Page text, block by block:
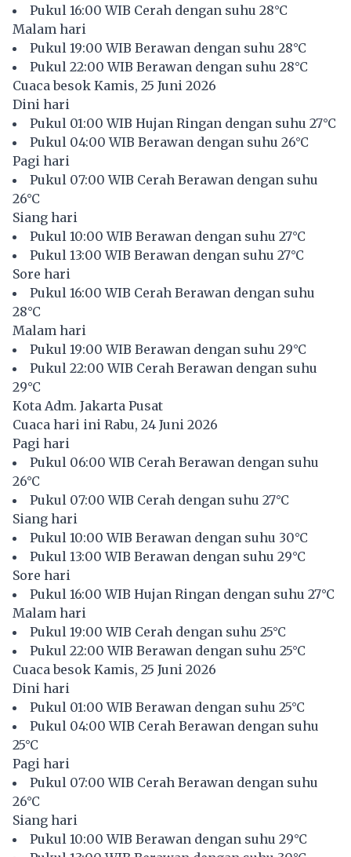
Pukul 16:00 WIB Cerah dengan suhu 28°C
Malam hari
Pukul 19:00 WIB Berawan dengan suhu 28°C
Pukul 22:00 WIB Berawan dengan suhu 28°C
Cuaca besok Kamis, 25 Juni 2026
Dini hari
Pukul 01:00 WIB Hujan Ringan dengan suhu 27°C
Pukul 04:00 WIB Berawan dengan suhu 26°C
Pagi hari
Pukul 07:00 WIB Cerah Berawan dengan suhu
26°C
Siang hari
Pukul 10:00 WIB Berawan dengan suhu 27°C
Pukul 13:00 WIB Berawan dengan suhu 27°C
Sore hari
Pukul 16:00 WIB Cerah Berawan dengan suhu
28°C
Malam hari
Pukul 19:00 WIB Berawan dengan suhu 29°C
Pukul 22:00 WIB Cerah Berawan dengan suhu
29°C
Kota Adm. Jakarta Pusat
Cuaca hari ini Rabu, 24 Juni 2026
Pagi hari
Pukul 06:00 WIB Cerah Berawan dengan suhu
26°C
Pukul 07:00 WIB Cerah dengan suhu 27°C
Siang hari
Pukul 10:00 WIB Berawan dengan suhu 30°C
Pukul 13:00 WIB Berawan dengan suhu 29°C
Sore hari
Pukul 16:00 WIB Hujan Ringan dengan suhu 27°C
Malam hari
Pukul 19:00 WIB Cerah dengan suhu 25°C
Pukul 22:00 WIB Berawan dengan suhu 25°C
Cuaca besok Kamis, 25 Juni 2026
Dini hari
Pukul 01:00 WIB Berawan dengan suhu 25°C
Pukul 04:00 WIB Cerah Berawan dengan suhu
25°C
Pagi hari
Pukul 07:00 WIB Cerah Berawan dengan suhu
26°C
Siang hari
Pukul 10:00 WIB Berawan dengan suhu 29°C